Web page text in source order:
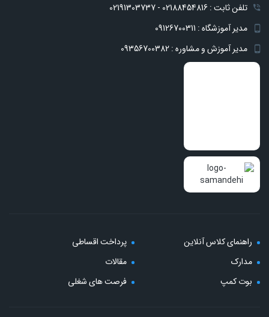
تلفن ثابت : 02188454816 - 02191303737
مدیر آموزشگاه : 09126700311
مدیر آموزش و مشاوره : 09356700382
راهنمای کلاس آنلاین
پرداخت اقساطی
مدارک
مقالات
بوت کمپ
فرصت های شغلی